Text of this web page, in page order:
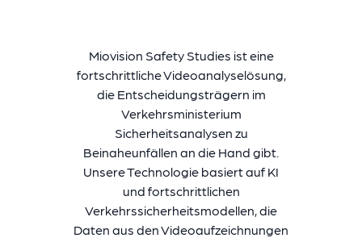
Miovision Safety Studies ist eine
fortschrittliche Videoanalyselösung,
die Entscheidungsträgern im
Verkehrsministerium
Sicherheitsanalysen zu
Beinaheunfällen an die Hand gibt.
Unsere Technologie basiert auf KI
und fortschrittlichen
Verkehrssicherheitsmodellen, die
Daten aus den Videoaufzeichnungen